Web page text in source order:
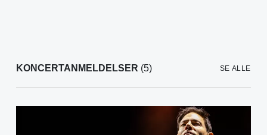
KONCERTANMELDELSER (5) SE ALLE